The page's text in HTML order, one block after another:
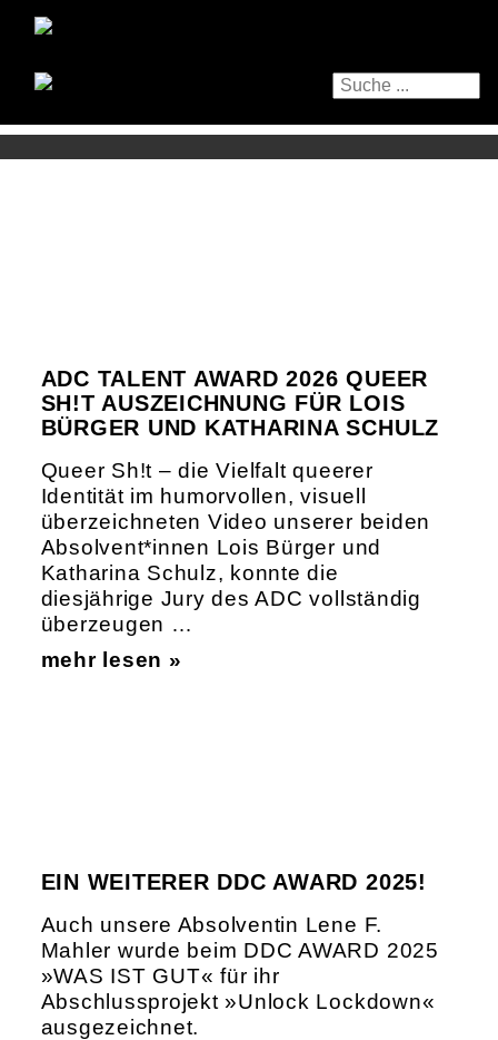
ADC TALENT AWARD 2026 QUEER
SH!T AUSZEICHNUNG FÜR LOIS
BÜRGER UND KATHARINA SCHULZ
Queer Sh!t – die Vielfalt queerer
Identität im humorvollen, visuell
überzeichneten Video unserer beiden
Absolvent*innen Lois Bürger und
Katharina Schulz, konnte die
diesjährige Jury des ADC vollständig
überzeugen …
mehr lesen »
EIN WEITERER DDC AWARD 2025!
Auch unsere Absolventin Lene F.
Mahler wurde beim DDC AWARD 2025
»WAS IST GUT« für ihr
Abschlussprojekt »Unlock Lockdown«
ausgezeichnet.